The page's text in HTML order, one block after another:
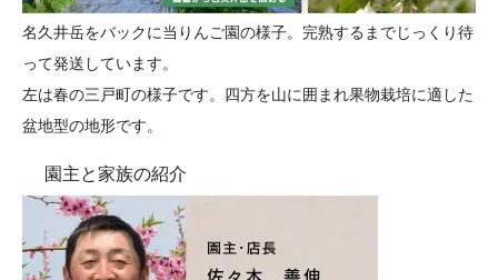
名久井岳をバックに当りんご園の様子。完熟するまでじっくり待
って発送しています。
左は春の三戸町の様子です。四方を山に囲まれ果物栽培に適した
盆地型の地形です。
園主と家族の紹介